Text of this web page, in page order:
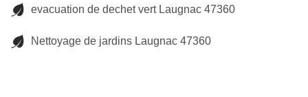
evacuation de dechet vert Laugnac 47360
Nettoyage de jardins Laugnac 47360